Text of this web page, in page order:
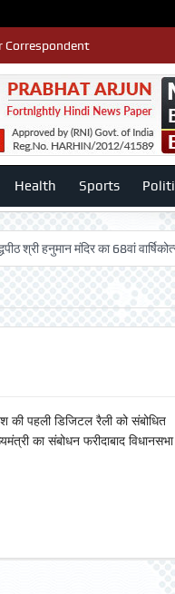
Correspondent
Health Sports
मंदिर का 68वां वार्षिकोत्सव बड़ी
की पहली डिजिटल रैली को संबोधित
का संबोधन फरीदाबाद विधानसभा